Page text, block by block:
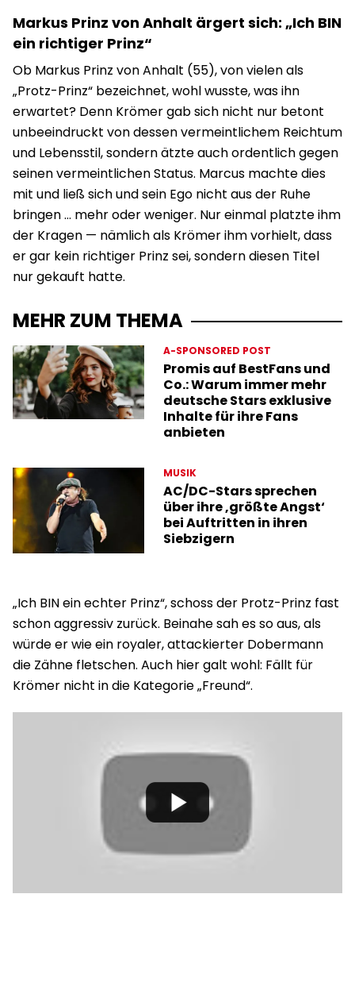
Markus Prinz von Anhalt ärgert sich: „Ich BIN
ein richtiger Prinz“
Ob Markus Prinz von Anhalt (55), von vielen als
„Protz-Prinz“ bezeichnet, wohl wusste, was ihn
erwartet? Denn Krömer gab sich nicht nur betont
unbeeindruckt von dessen vermeintlichem Reichtum
und Lebensstil, sondern ätzte auch ordentlich gegen
seinen vermeintlichen Status. Marcus machte dies
mit und ließ sich und sein Ego nicht aus der Ruhe
bringen … mehr oder weniger. Nur einmal platzte ihm
der Kragen — nämlich als Krömer ihm vorhielt, dass
er gar kein richtiger Prinz sei, sondern diesen Titel
nur gekauft hatte.
MEHR ZUM THEMA
A-SPONSORED POST
Promis auf BestFans und
Co.: Warum immer mehr
deutsche Stars exklusive
Inhalte für ihre Fans
anbieten
MUSIK
AC/DC-Stars sprechen
über ihre ‚größte Angst‘
bei Auftritten in ihren
Siebzigern
„Ich BIN ein echter Prinz“, schoss der Protz-Prinz fast
schon aggressiv zurück. Beinahe sah es so aus, als
würde er wie ein royaler, attackierter Dobermann
die Zähne fletschen. Auch hier galt wohl: Fällt für
Krömer nicht in die Kategorie „Freund“.